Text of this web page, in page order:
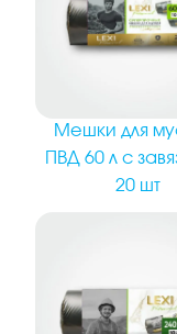
Мешки для
ПВД 60 л с
20 шт